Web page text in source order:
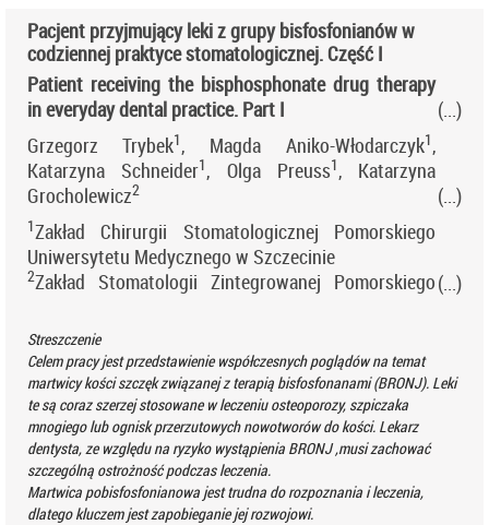
Pacjent przyjmujący leki z grupy bisfosfonianów w
codziennej praktyce stomatologicznej. Część I
Patient receiving the bisphosphonate drug therapy
in everyday dental practice. Part I
Grzegorz Trybek1, Magda Aniko-Włodarczyk1,
Katarzyna Schneider1, Olga Preuss1, Katarzyna
Grocholewicz2
1Zakład Chirurgii Stomatologicznej Pomorskiego
Uniwersytetu Medycznego w Szczecinie
2Zakład Stomatologii Zintegrowanej Pomorskiego
dr hab. n. med. Katarzyna Grocholewicz, prof. PUM
Streszczenie
Celem pracy jest przedstawienie współczesnych poglądów na temat
martwicy kości szczęk związanej z terapią bisfosfonanami (BRONJ). Leki
te są coraz szerzej stosowane w leczeniu osteoporozy, szpiczaka
mnogiego lub ognisk przerzutowych nowotworów do kości. Lekarz
dentysta, ze względu na ryzyko wystąpienia BRONJ ,musi zachować
szczególną ostrożność podczas leczenia.
Martwica pobisfosfonianowa jest trudna do rozpoznania i leczenia,
dlatego kluczem jest zapobieganie jej rozwojowi.